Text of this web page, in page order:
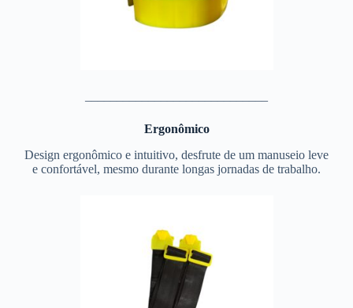
Ergonômico
Design ergonômico e intuitivo, desfrute de um manuseio leve
e confortável, mesmo durante longas jornadas de trabalho.